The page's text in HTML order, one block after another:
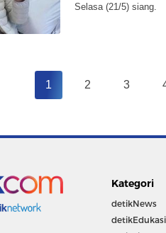
Selasa (21/5) siang.
1 2 3
Kategori
detikNews
detikEdukasi